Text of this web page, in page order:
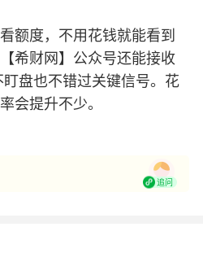
额度，不用花钱就能看到
希财网】公众号还能接收
盘也不错过关键信号。花
会提升不少。
追问